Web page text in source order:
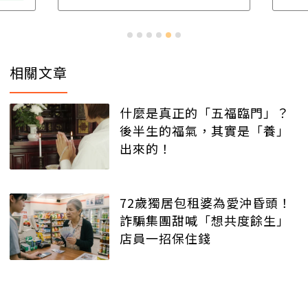
相關文章
什麼是真正的「五福臨門」？
後半生的福氣，其實是「養」
出來的！
72歲獨居包租婆為愛沖昏頭！
詐騙集團甜喊「想共度餘生」
店員一招保住錢